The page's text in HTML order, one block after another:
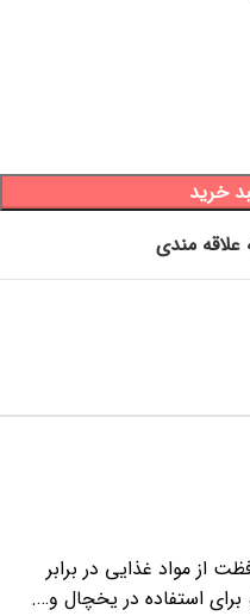
خرید
علاقه مندی
از مواد غذایی در برابر
استفاده در یخچال و….